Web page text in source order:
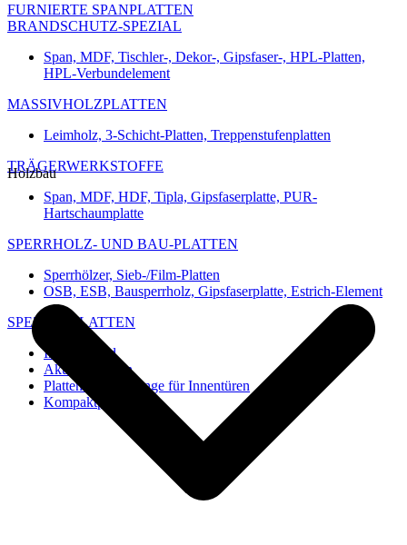
FURNIERTE SPANPLATTEN
BRANDSCHUTZ-SPEZIAL
Span, MDF, Tischler-, Dekor-, Gipsfaser-, HPL-Platten,
HPL-Verbundelement
MASSIVHOLZPLATTEN
Leimholz, 3-Schicht-Platten, Treppenstufenplatten
TRÄGERWERKSTOFFE
Span, MDF, HDF, Tipla, Gipsfaserplatte, PUR-
Hartschaumplatte
SPERRHOLZ- UND BAU-PLATTEN
Sperrhölzer, Sieb-/Film-Platten
OSB, ESB, Bausperrholz, Gipsfaserplatte, Estrich-Element
SPEZIAL-PLATTEN
Imi-Verbund
Akustik-Platten
Platten und Rohlinge für Innentüren
Kompaktplatten
Holzbau